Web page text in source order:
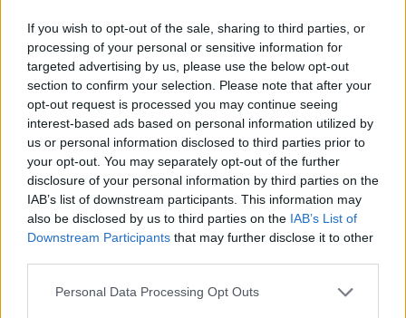
If you wish to opt-out of the sale, sharing to third parties, or
processing of your personal or sensitive information for
targeted advertising by us, please use the below opt-out
section to confirm your selection. Please note that after your
opt-out request is processed you may continue seeing
interest-based ads based on personal information utilized by
us or personal information disclosed to third parties prior to
your opt-out. You may separately opt-out of the further
disclosure of your personal information by third parties on the
IAB’s list of downstream participants. This information may
also be disclosed by us to third parties on the IAB’s List of
Downstream Participants that may further disclose it to other
Personal Data Processing Opt Outs
Zuletzt bearbeitet:28 Februar 2015
18 Januar 2015
Taktaragefällt dies.